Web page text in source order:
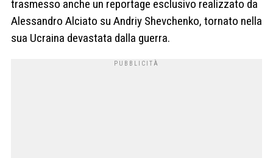
trasmesso anche un reportage esclusivo realizzato da
Alessandro Alciato su Andriy Shevchenko, tornato nella
sua Ucraina devastata dalla guerra.